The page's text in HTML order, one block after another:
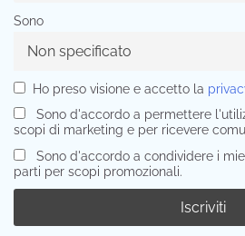
Sono
Ho preso visione e accetto la
Sono d'accordo a permettere
scopi di marketing e per ricevere
Sono d'accordo a condividere i
parti per scopi promozionali.